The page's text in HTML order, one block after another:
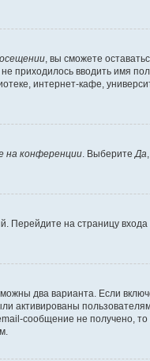
, вы сможете
приходилось вводить
интернет-кафе,
на конференции . Выберите Да
Перейдите на страницу
два варианта. Если
активированы
сообщение не получено,